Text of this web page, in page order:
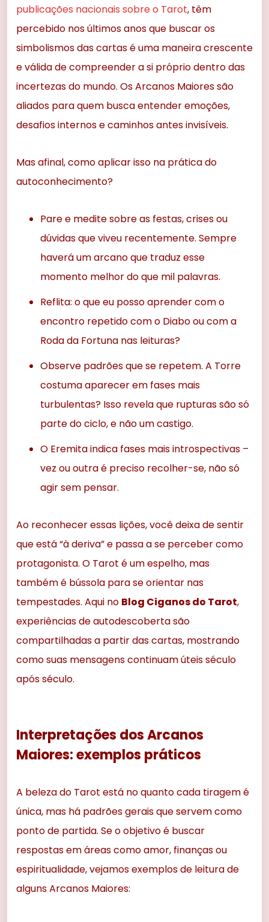
publicações nacionais sobre o Tarot, têm
percebido nos últimos anos que buscar os
simbolismos das cartas é uma maneira crescente
e válida de compreender a si próprio dentro das
incertezas do mundo. Os Arcanos Maiores são
aliados para quem busca entender emoções,
desafios internos e caminhos antes invisíveis.
Mas afinal, como aplicar isso na prática do
autoconhecimento?
Pare e medite sobre as festas, crises ou
dúvidas que viveu recentemente. Sempre
haverá um arcano que traduz esse
momento melhor do que mil palavras.
Reflita: o que eu posso aprender com o
encontro repetido com o Diabo ou com a
Roda da Fortuna nas leituras?
Observe padrões que se repetem. A Torre
costuma aparecer em fases mais
turbulentas? Isso revela que rupturas são só
parte do ciclo, e não um castigo.
O Eremita indica fases mais introspectivas –
vez ou outra é preciso recolher-se, não só
agir sem pensar.
Ao reconhecer essas lições, você deixa de sentir
que está “à deriva” e passa a se perceber como
protagonista. O Tarot é um espelho, mas
também é bússola para se orientar nas
tempestades. Aqui no Blog Ciganos do Tarot,
experiências de autodescoberta são
compartilhadas a partir das cartas, mostrando
como suas mensagens continuam úteis século
após século.
Interpretações dos Arcanos
Maiores: exemplos práticos
A beleza do Tarot está no quanto cada tiragem é
única, mas há padrões gerais que servem como
ponto de partida. Se o objetivo é buscar
respostas em áreas como amor, finanças ou
espiritualidade, vejamos exemplos de leitura de
alguns Arcanos Maiores: